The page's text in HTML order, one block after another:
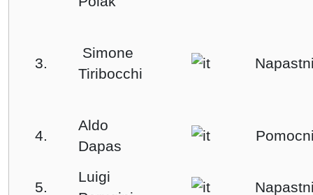
3.
Simone
Tiribocchi
4.
Aldo
Dapas
5.
Luigi